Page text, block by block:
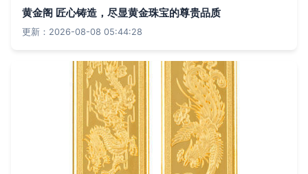
黄金阁 匠心铸造，尽显黄金珠宝的尊贵品质
更新：2026-08-08 05:44:28